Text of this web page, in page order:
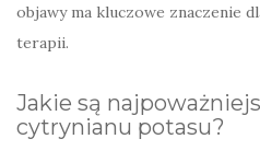
objawy ma kluczowe znaczenie
terapii.
Jakie są
cytrynianu potasu?